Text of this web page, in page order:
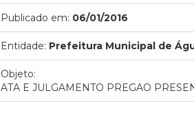
Publicado em: 06/01/2016
Entidade: Prefeitura Municipal de
Objeto:
ATA E JULGAMENTO PREGAO